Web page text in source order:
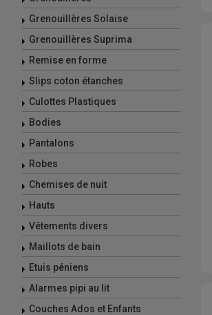
Grenouillères Solaise
Grenouillères Suprima
Remise en forme
Slips coton étanches
Culottes Plastiques
Bodies
Pantalons
Robes
Chemises de nuit
Hauts
Vêtements divers
Maillots de bain
Etuis péniens
Alarmes pipi au lit
Couches Ados et Enfants